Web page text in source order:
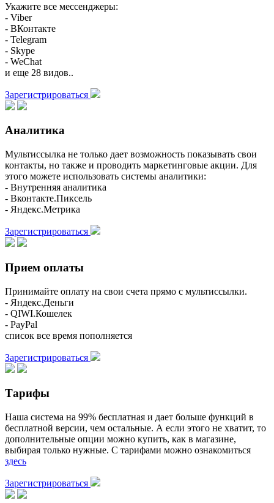
Укажите все мессенджеры:
- Viber
- ВКонтакте
- Telegram
- Skype
- WeChat
и еще 28 видов..
Зарегистрироваться
Аналитика
Мультиссылка не только дает возможность показывать свои
контакты, но также и проводить маркетинговые акции. Для
этого можете использовать системы аналитики:
- Внутренняя аналитика
- Вконтакте.Пиксель
- Яндекс.Метрика
Зарегистрироваться
Прием оплаты
Принимайте оплату на свои счета прямо с мультиссылки.
- Яндекс.Деньги
- QIWI.Кошелек
- PayPal
список все время пополняется
Зарегистрироваться
Тарифы
Наша система на 99% бесплатная и дает больше функций в
бесплатной версии, чем остальные. А если этого не хватит, то
дополнительные опции можно купить, как в магазине,
выбирая только нужные. С тарифами можно ознакомиться
здесь
Зарегистрироваться